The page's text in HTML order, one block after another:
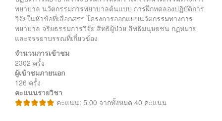
พยาบาล นวัตกรรมการพยาบาลต้นแบบ การฝึกทดลองปฏิบัติการ
วิจัยในหัวข้อที่เลือกสรร โครงการออกแบบนวัตกรรมทางการ
พยาบาล จริยธรรมการวิจัย สิทธิผู้ป่วย สิทธิมนุษยชน กฏหมาย
และจรรยาบรรณที่เกี่ยวข้อง
จำนวนการเข้าชม
2302 ครั้ง
ผู้เข้าชมภายนอก
126 ครั้ง
คะแนนรายวิชา
คะแนน: 5.00 จากทั้งหมด 40 คะแนน